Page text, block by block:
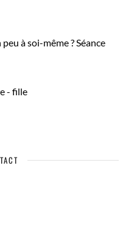
à soi-même ? Séance
- fille